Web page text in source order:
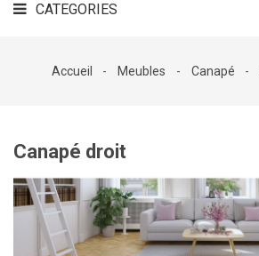
CATEGORIES
ACCESSOIRES
Accueil Meubles Canapé
Canapé droit